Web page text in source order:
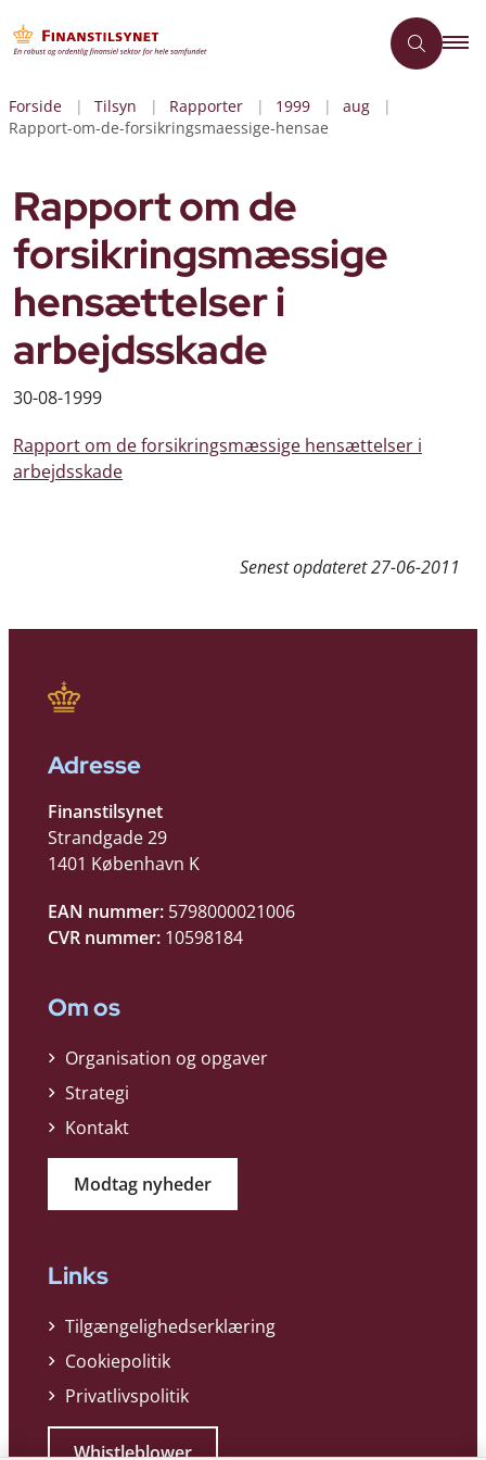
Forside Tilsyn Rapporter 1999
aug
Rapport-om-de-forsikringsmaessige-hensae
Rapport om de
forsikringsmæssige
hensættelser i
arbejdsskade
30-08-1999
Rapport om de forsikringsmæssige hensættelser i
arbejdsskade
Senest opdateret27-06-2011
Adresse
Finanstilsynet
Strandgade 29
1401 København K
EAN nummer: 5798000021006
CVR nummer: 10598184
Om os
Organisation og opgaver
Strategi
Kontakt
Modtag nyheder
Links
Tilgængelighedserklæring
Cookiepolitik
Privatlivspolitik
Whistleblower